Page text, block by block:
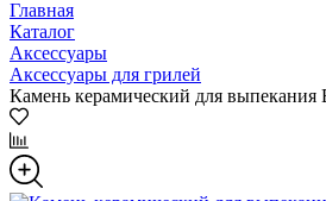
Главная
Каталог
Аксессуары
Аксессуары для грилей
Камень керамический для выпекания